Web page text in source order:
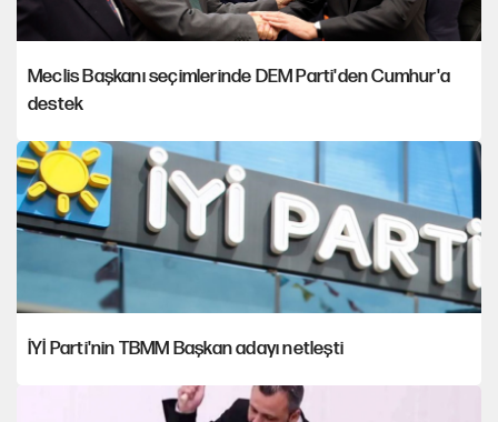
Meclis Başkanı seçimlerinde DEM Parti'den Cumhur'a
destek
İYİ Parti'nin TBMM Başkan adayı netleşti